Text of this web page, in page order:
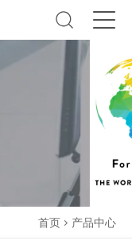
首页 产品中心